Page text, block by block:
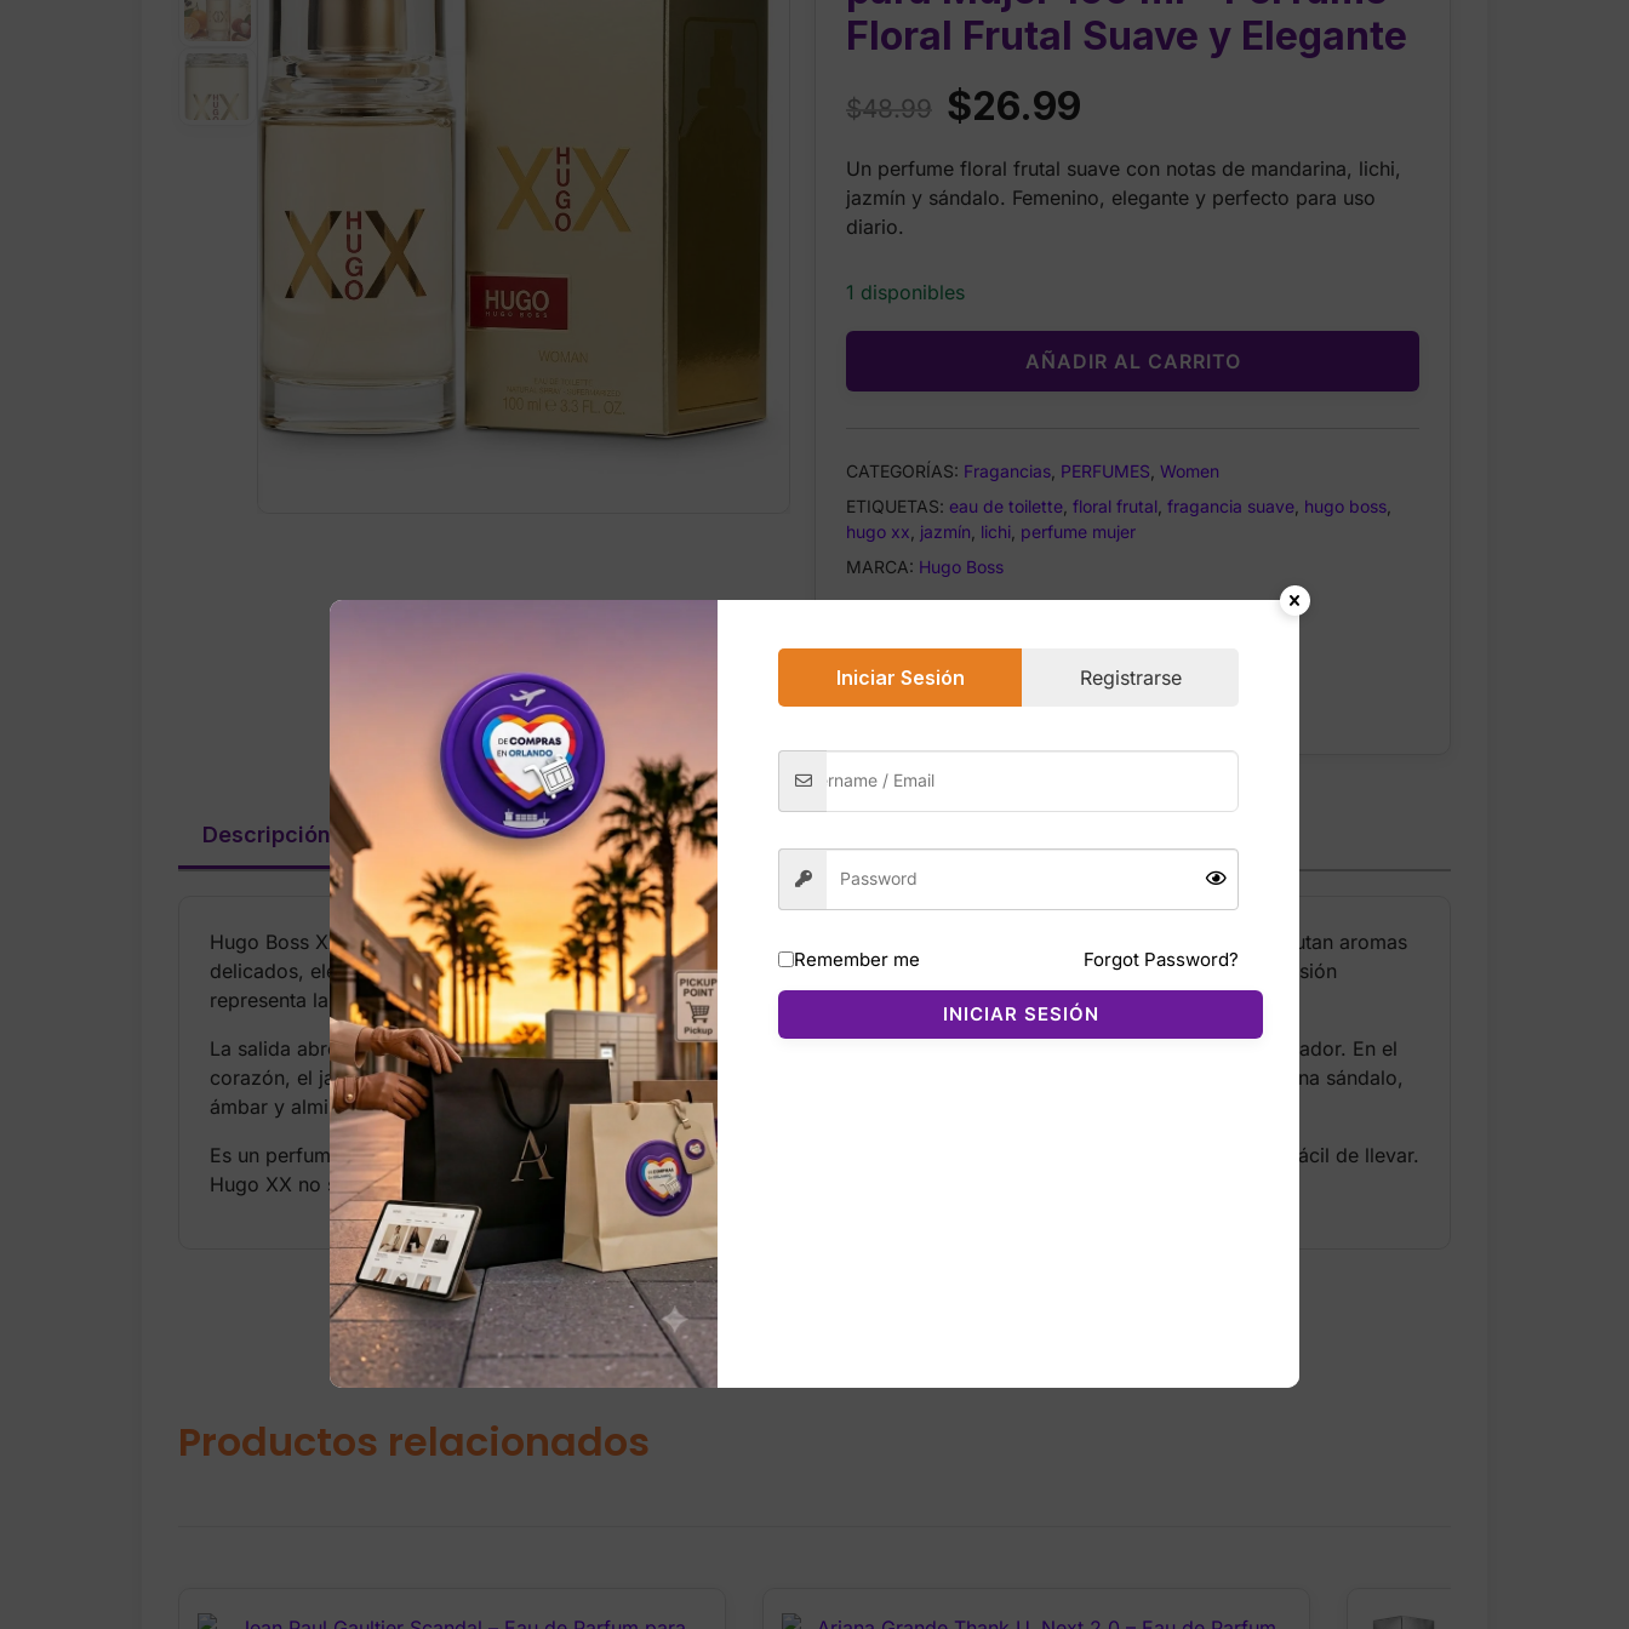
Floral Frutal Suave y Elegante
$48.99
Original
was:
$26.99
is:
Un perfume floral frutal suave con notas de mandarina, lichi,
jazmín y sándalo. Femenino, elegante y perfecto para uso
diario.
1 disponibles
AÑADIR AL CARRITO
CATEGORÍAS: Fragancias PERFUMES Women
ETIQUETAS: eau de toilette floral frutal fragancia suave hugo boss
hugo xx jazmín lichi perfume mujer
MARCA: Hugo Boss
Descripción Información adicional Valoraciones (0)
Hugo Boss XX Eau de Toilette es una fragancia floral frutal suave, femenina y moderna, creada para mujeres que disfrutan aromas
delicados, elegantes y con un toque sensual. Lanzada como parte de la icónica pareja de fragancias XX & XY, esta versión
representa la feminidad contemporánea: sutil, sofisticada y naturalmente atractiva.
La salida abre con notas frescas y jugosas de mandarina, grosella negra y lichi, creando un inicio frutal suave y encantador. En el
corazón, el jazmín, el arroz basmati y la rosa aportan un toque floral cálido, cremoso y muy femenino. El fondo combina sándalo,
ámbar y almizcle, dejando una estela suave, limpia y elegante que acompaña durante horas.
Es un perfume ideal para uso diario, oficina, clima cálido o para mujeres que buscan un aroma delicado, romántico y fácil de llevar.
Hugo XX no solo se usa… se disfruta.
Productos relacionados
Iniciar Sesión Registrarse
Remember me Forgot Password?
INICIAR SESIÓN